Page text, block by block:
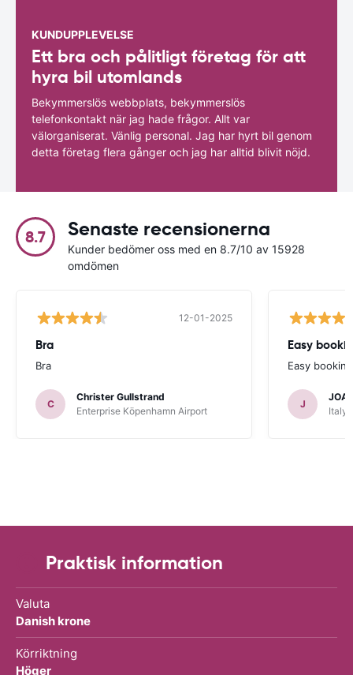
KUNDUPPLEVELSE
Ett bra och pålitligt företag för att
hyra bil utomlands
Bekymmerslös webbplats, bekymmerslös
telefonkontakt när jag hade frågor. Allt var
välorganiserat. Vänlig personal. Jag har hyrt bil genom
detta företag flera gånger och jag har alltid blivit nöjd.
8.7 Senaste recensionerna
Kunder bedömer oss med en 8.7/10 av 15928
omdömen
12-01-2025
Bra
Bra
C
Christer Gullstrand
Enterprise Köpenhamn Airport
Easy
J
Italy
Praktisk information
Valuta
Danish krone
Körriktning
Höger